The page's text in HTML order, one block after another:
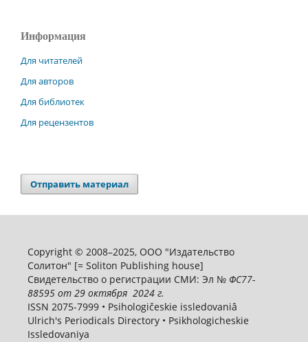
Информация
Для читателей
Для авторов
Для библиотек
Для рецензентов
Отправить материал
Copyright © 2008–2025, ООО "Издательство
Солитон" [= Soliton Publishing house]
Свидетельство о регистрации СМИ: Эл № ФС77-
88595от 29 октября 2024 г.
ISSN 2075-7999 • Psihologičeskie issledovaniâ
Ulrich's Periodicals Directory • Psikhologicheskie
Issledovaniya